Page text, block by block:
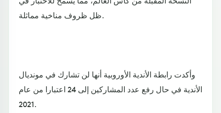
ظل ظروف مناخية مماثلة.
وأكدت رابطة الأندية الأوروبية أنها لن تشارك في مونديال
الأندية في حال رفع عدد المشاركين إلى 24 اعتبارا من عام
2021.